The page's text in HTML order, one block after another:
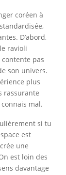
coréen à
D’abord,
ravioli
contente pas
son univers.
plus
rassurante
mal.
si tu
est
une
est loin des
davantage